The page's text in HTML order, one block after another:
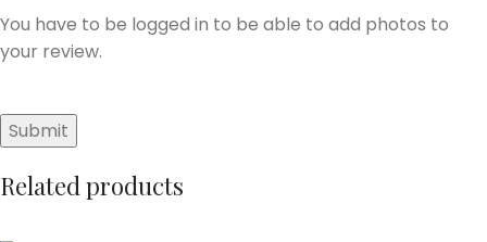
You have to be logged in to be able to add photos to
your review.
Related products